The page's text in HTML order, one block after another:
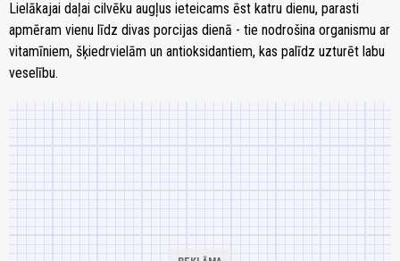
Lielākajai daļai cilvēku augļus ieteicams ēst katru dienu, parasti
apmēram vienu līdz divas porcijas dienā - tie nodrošina organismu ar
vitamīniem, šķiedrvielām un antioksidantiem, kas palīdz uzturēt labu
veselību.